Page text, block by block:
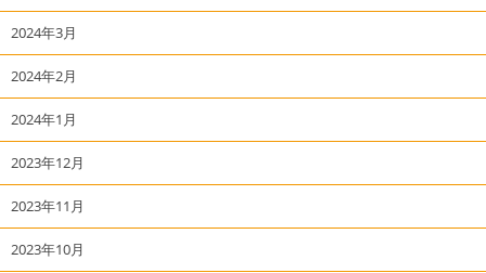
2024年3月
2024年2月
2024年1月
2023年12月
2023年11月
2023年10月